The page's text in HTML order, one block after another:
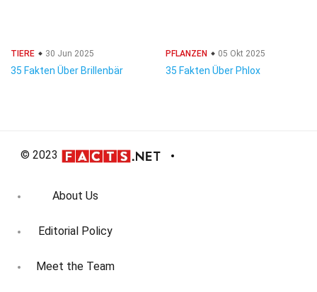
TIERE 30 Jun 2025
35 Fakten Über Brillenbär
PFLANZEN 05 Okt 2025
35 Fakten Über Phlox
© 2023
About Us
Editorial Policy
Meet the Team